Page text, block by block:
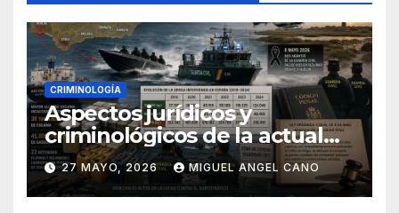
CRIMINOLOGÍA
Aspectos jurídicos y
criminológicos de la actual
lucha contra el narcotráfico
en el sur de España
27 MAYO, 2026 MIGUEL ANGEL CANO